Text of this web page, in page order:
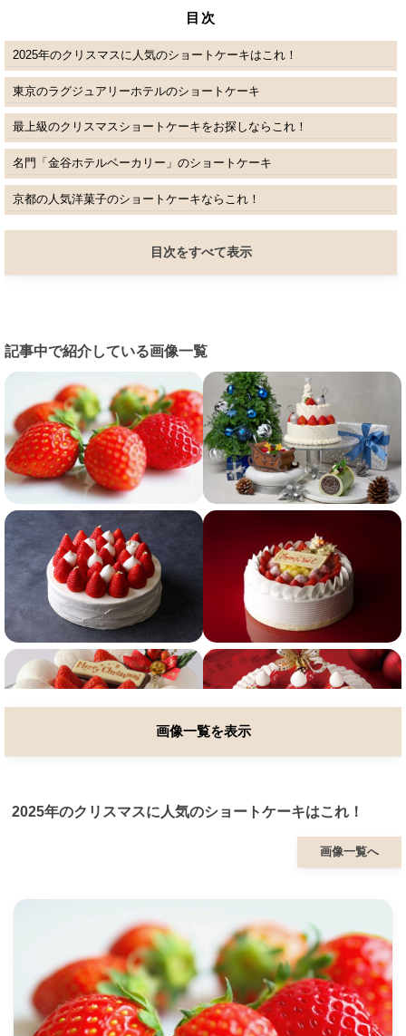
目次
2025年のクリスマスに人気のショートケーキはこれ！
東京のラグジュアリーホテルのショートケーキ
最上級のクリスマスショートケーキをお探しならこれ！
名門「金谷ホテルベーカリー」のショートケーキ
京都の人気洋菓子のショートケーキならこれ！
目次をすべて表示
記事中で紹介している画像一覧
画像一覧を表示
2025年のクリスマスに人気のショートケーキはこれ！
画像一覧へ